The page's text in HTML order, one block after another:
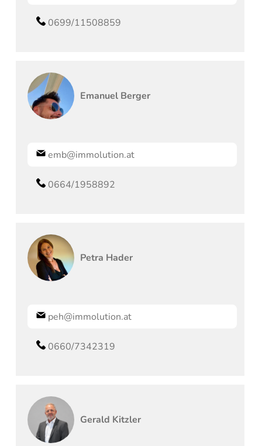
0699/11508859
Emanuel Berger
emb@immolution.at
0664/1958892
Petra Hader
peh@immolution.at
0660/7342319
Gerald Kitzler